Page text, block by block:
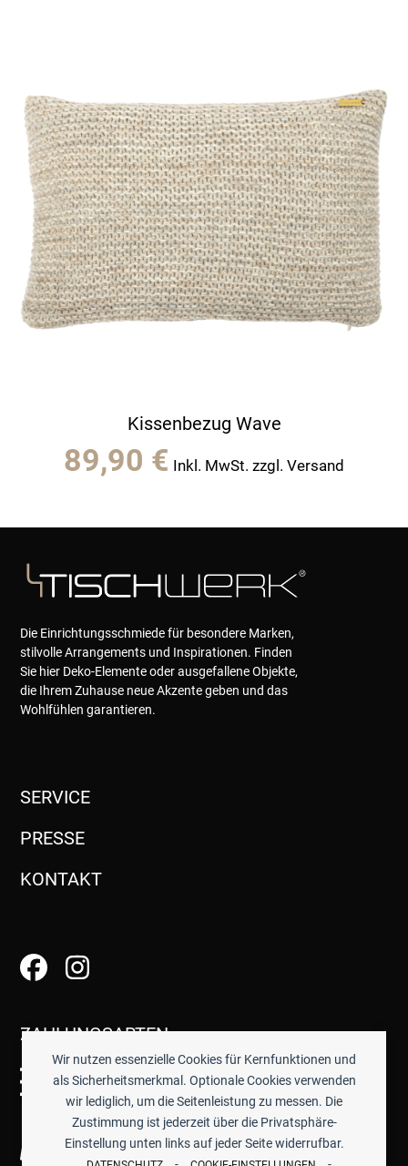
Wir nutzen essenzielle Cookies für Kernfunktionen und
als Sicherheitsmerkmal. Optionale Cookies verwenden
wir lediglich, um die Seitenleistung zu messen. Die
Zustimmung ist jederzeit über die Privatsphäre-
Einstellung unten links auf jeder Seite widerrufbar.
Kissenbezug Wave
89,90 € Inkl. MwSt. zzgl. Versand
Die Einrichtungsschmiede für besondere Marken,
stilvolle Arrangements und Inspirationen. Finden
Sie hier Deko-Elemente oder ausgefallene Objekte,
die Ihrem Zuhause neue Akzente geben und das
Wohlfühlen garantieren.
SERVICE
PRESSE
KONTAKT
ZAHLUNGSARTEN